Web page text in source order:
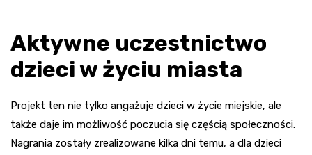
Aktywne uczestnictwo
dzieci w życiu miasta
Projekt ten nie tylko angażuje dzieci w życie miejskie, ale
także daje im możliwość poczucia się częścią społeczności.
Nagrania zostały zrealizowane kilka dni temu, a dla dzieci